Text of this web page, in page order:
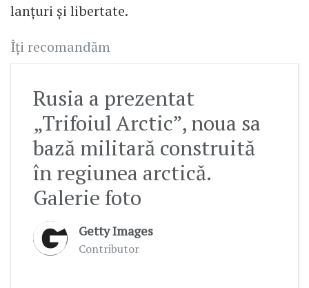
lanțuri și libertate.
Îți recomandăm
Rusia a prezentat
„Trifoiul Arctic”, noua sa
bază militară construită
în regiunea arctică.
Galerie foto
Getty Images
Contributor